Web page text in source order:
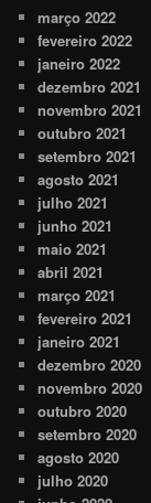
março 2022
fevereiro 2022
janeiro 2022
dezembro 2021
novembro 2021
outubro 2021
setembro 2021
agosto 2021
julho 2021
junho 2021
maio 2021
abril 2021
março 2021
fevereiro 2021
janeiro 2021
dezembro 2020
novembro 2020
outubro 2020
setembro 2020
agosto 2020
julho 2020